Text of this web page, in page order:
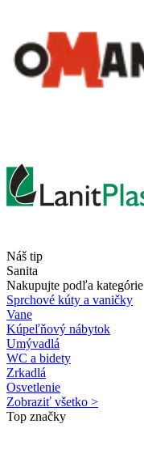
Náš tip
Sanita
Nakupujte podľa kategórie
Sprchové kúty a vaničky
Vane
Kúpeľňový nábytok
Umývadlá
WC a bidety
Zrkadlá
Osvetlenie
Zobraziť všetko >
Top značky